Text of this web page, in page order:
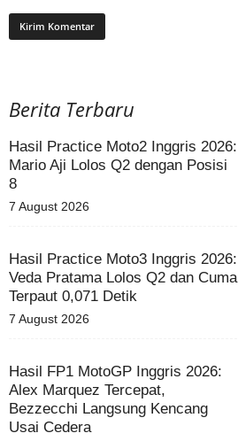
Berita Terbaru
Hasil Practice Moto2 Inggris 2026:
Mario Aji Lolos Q2 dengan Posisi
8
7 August 2026
Hasil Practice Moto3 Inggris 2026:
Veda Pratama Lolos Q2 dan Cuma
Terpaut 0,071 Detik
7 August 2026
Hasil FP1 MotoGP Inggris 2026:
Alex Marquez Tercepat,
Bezzecchi Langsung Kencang
Usai Cedera